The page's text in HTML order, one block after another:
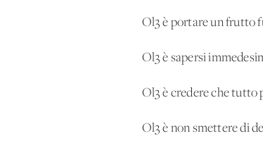
Ol3 è portare un frutto
Ol3 è sapersi
Ol3 è credere che tutto
Ol3 è non smettere di